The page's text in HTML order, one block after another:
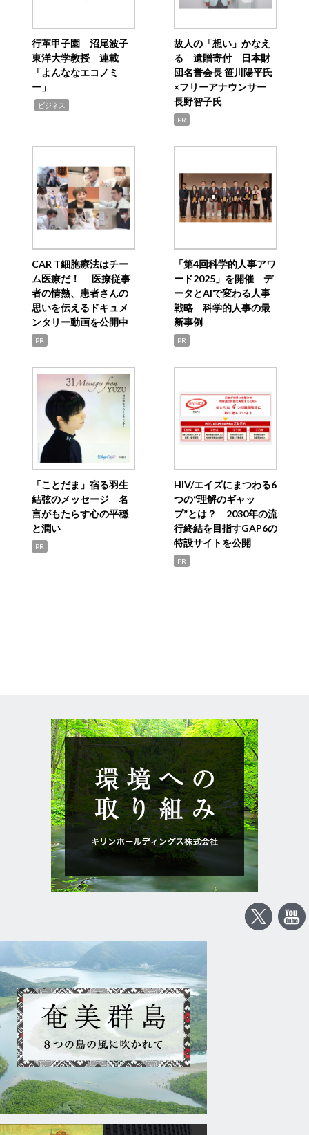
行革甲子園 沼尾波子
東洋大学教授 連載
「よんななエコノミ
ー」
ビジネス
故人の「想い」かなえ
る 遺贈寄付 日本財
団名誉会長 笹川陽平氏
×フリーアナウンサー
長野智子氏
PR
CAR T細胞療法はチー
ム医療だ！ 医療従事
者の情熱、患者さんの
思いを伝えるドキュメ
ンタリー動画を公開中
PR
「第4回科学的人事アワ
ード2025」を開催 デ
ータとAIで変わる人事
戦略 科学的人事の最
新事例
PR
「ことだま」宿る羽生
結弦のメッセージ 名
言がもたらす心の平穏
と潤い
PR
HIV/エイズにまつわる6
つの“理解のギャッ
プ”とは？ 2030年の流
行終結を目指すGAP6の
特設サイトを公開
PR